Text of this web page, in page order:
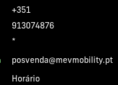
+351
913074876
*
posvenda@mevmobility.pt
Horário